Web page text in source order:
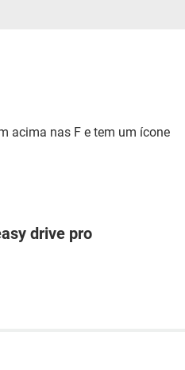
acima nas F e tem um ícone
drive pro